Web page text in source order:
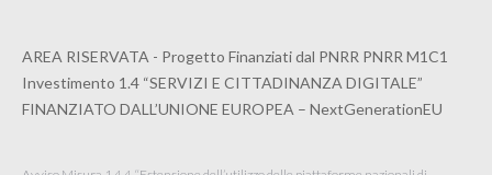
AREA RISERVATA - Progetto Finanziati dal PNRR PNRR M1C1
Investimento 1.4 “SERVIZI E CITTADINANZA DIGITALE”
FINANZIATO DALL’UNIONE EUROPEA – NextGenerationEU